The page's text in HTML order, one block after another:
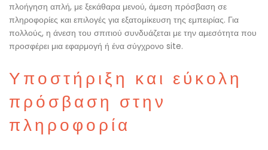
πλοήγηση απλή, με ξεκάθαρα μενού, άμεση πρόσβαση σε
πληροφορίες και επιλογές για εξατομίκευση της εμπειρίας. Για
πολλούς, η άνεση του σπιτιού συνδυάζεται με την αμεσότητα που
προσφέρει μια εφαρμογή ή ένα σύγχρονο site.
Υποστήριξη και εύκολη
πρόσβαση στην
πληροφορία